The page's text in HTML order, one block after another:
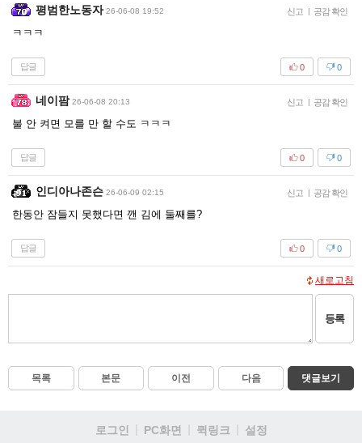
평범한노동자 26-06-08 19:52 신고 | 공감 확인
ㅋㅋㅋ
답글 0
0
네이팜 26-06-08 20:13 신고 | 공감 확인
불 안 켜면 모를 만 할 수도 ㅋㅋㅋ
답글 0
0
인디아나존슨 26-06-09 02:15 신고 | 공감 확인
한동안 잠들지 못했다면 깬 김에 둘째를?
답글 0
0
새로고침
등록
목록 본문 이전 다음 댓글보기
로그인 PC화면 퀵링크 설정